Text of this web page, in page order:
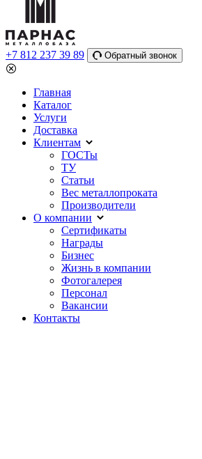
+7 812 237 39 89 Обратный звонок
Главная
Каталог
Услуги
Доставка
Клиентам
ГОСТы
ТУ
Статьи
Вес металлопроката
Производители
О компании
Сертификаты
Награды
Бизнес
Жизнь в компании
Фотогалерея
Персонал
Вакансии
Контакты